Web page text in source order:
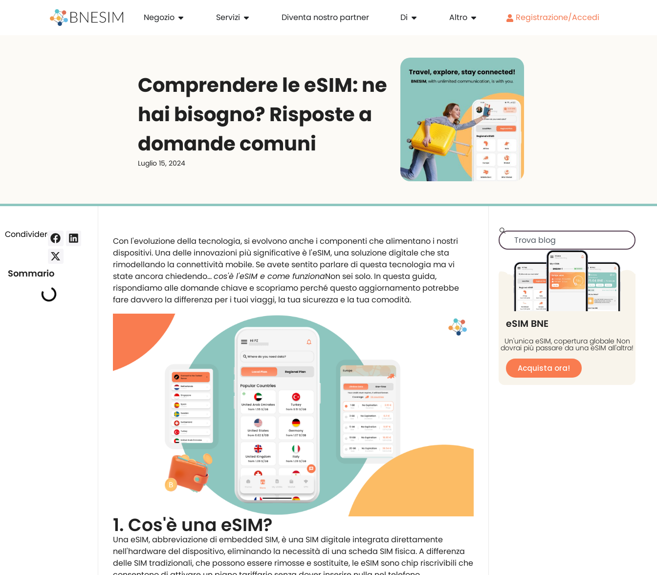
Negozio Servizi Diventa nostro partner Di Altro Registrazione/Accedi
Comprendere le eSIM: ne
hai bisogno? Risposte a
domande comuni
Luglio 15, 2024
Condividere:
Sommario
Con l'evoluzione della tecnologia, si evolvono anche i componenti che alimentano i nostri
dispositivi. Una delle innovazioni più significative è l'eSIM, una soluzione digitale che sta
rimodellando la connettività mobile. Se avete sentito parlare di questa tecnologia ma vi
state ancora chiedendo...cos'è l'eSIM e come funzionaNon sei solo. In questa guida,
rispondiamo alle domande chiave e scopriamo perché questo aggiornamento potrebbe
fare davvero la differenza per i tuoi viaggi, la tua sicurezza e la tua comodità.
1. Cos'è una eSIM?
Una eSIM, abbreviazione di embedded SIM, è una SIM digitale integrata direttamente
nell'hardware del dispositivo, eliminando la necessità di una scheda SIM fisica. A differenza
delle SIM tradizionali, che possono essere rimosse e sostituite, le eSIM sono chip riscrivibili che
eSIM BNE
Un'unica eSIM, copertura globale Non
dovrai più passare da una eSIM all'altra!
Acquista ora!